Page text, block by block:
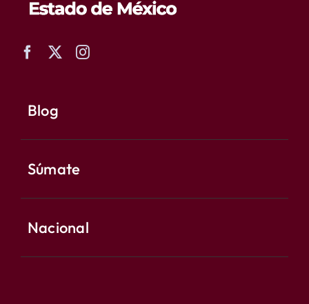
Blog
Súmate
Nacional